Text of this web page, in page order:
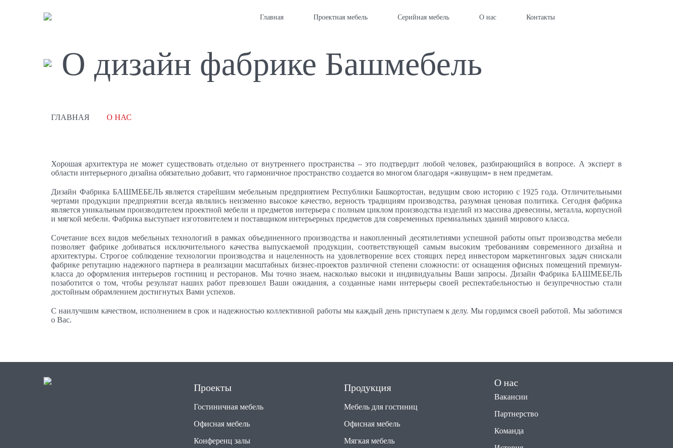
Главная Проектная мебель Серийная мебель О нас Контакты
О дизайн фабрике Башмебель
ГЛАВНАЯ О НАС
Хорошая архитектура не может существовать отдельно от внутреннего пространства – это подтвердит любой человек, разбирающийся в вопросе. А эксперт в
области интерьерного дизайна обязательно добавит, что гармоничное пространство создается во многом благодаря «живущим» в нем предметам.
Дизайн Фабрика БАШМЕБЕЛЬ является старейшим мебельным предприятием Республики Башкортостан, ведущим свою историю с 1925 года. Отличительными
чертами продукции предприятии всегда являлись неизменно высокое качество, верность традициям производства, разумная ценовая политика. Сегодня фабрика
является уникальным производителем проектной мебели и предметов интерьера с полным циклом производства изделий из массива древесины, металла, корпусной
и мягкой мебели. Фабрика выступает изготовителем и поставщиком интерьерных предметов для современных премиальных зданий мирового класса.
Сочетание всех видов мебельных технологий в рамках объединенного производства и накопленный десятилетиями успешной работы опыт производства мебели
позволяет фабрике добиваться исключительного качества выпускаемой продукции, соответствующей самым высоким требованиям современного дизайна и
архитектуры. Строгое соблюдение технологии производства и нацеленность на удовлетворение всех стоящих перед инвестором маркетинговых задач снискали
фабрике репутацию надежного партнера в реализации масштабных бизнес-проектов различной степени сложности: от оснащения офисных помещений премиум-
класса до оформления интерьеров гостиниц и ресторанов. Мы точно знаем, насколько высоки и индивидуальны Ваши запросы. Дизайн Фабрика БАШМЕБЕЛЬ
позаботится о том, чтобы результат наших работ превзошел Ваши ожидания, а созданные нами интерьеры своей респектабельностью и безупречностью стали
достойным обрамлением достигнутых Вами успехов.
С наилучшим качеством, исполнением в срок и надежностью коллективной работы мы каждый день приступаем к делу. Мы гордимся своей работой. Мы заботимся
о Вас.
Проекты
Гостиничная мебель
Офисная мебель
Конференц залы
Продукция
Мебель для гостиниц
Офисная мебель
Мягкая мебель
О нас
Вакансии
Партнерство
Команда